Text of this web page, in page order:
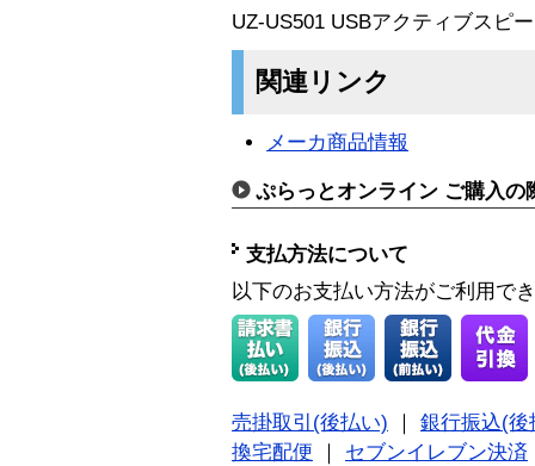
UZ-US501 USBアクティブスピ
関連リンク
メーカ商品情報
ぷらっとオンライン ご購入の
支払方法について
以下のお支払い方法がご利用で
売掛取引(後払い)
銀行振込(後
換宅配便
セブンイレブン決済